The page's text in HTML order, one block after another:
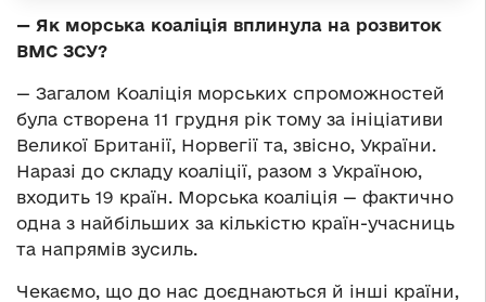
— Як морська коаліція вплинула на розвиток
ВМС ЗСУ?
— Загалом Коаліція морських спроможностей
була створена 11 грудня рік тому за ініціативи
Великої Британії, Норвегії та, звісно, України.
Наразі до складу коаліції, разом з Україною,
входить 19 країн. Морська коаліція — фактично
одна з найбільших за кількістю країн-учасниць
та напрямів зусиль.
Чекаємо, що до нас доєднаються й інші країни,